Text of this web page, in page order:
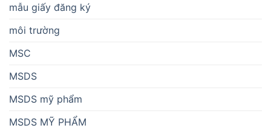
mẫu giấy đăng ký
môi trường
MSC
MSDS
MSDS mỹ phẩm
MSDS MỸ PHẨM